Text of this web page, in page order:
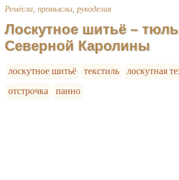
Ремёсла, промыслы, рукоделия
Лоскутное шитьё –
Северной Каролины
лоскутное шитьё текстиль лоскутная
отстрочка
панно